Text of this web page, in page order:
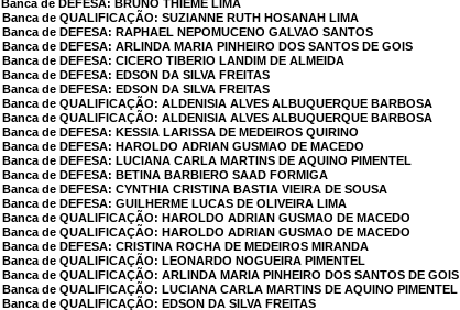
Banca de DEFESA: BRUNO THIEME LIMA
Banca de QUALIFICAÇÃO: SUZIANNE RUTH HOSANAH LIMA
Banca de DEFESA: RAPHAEL NEPOMUCENO GALVAO SANTOS
Banca de DEFESA: ARLINDA MARIA PINHEIRO DOS SANTOS DE GOIS
Banca de DEFESA: CICERO TIBERIO LANDIM DE ALMEIDA
Banca de DEFESA: EDSON DA SILVA FREITAS
Banca de DEFESA: EDSON DA SILVA FREITAS
Banca de QUALIFICAÇÃO: ALDENISIA ALVES ALBUQUERQUE BARBOSA
Banca de QUALIFICAÇÃO: ALDENISIA ALVES ALBUQUERQUE BARBOSA
Banca de DEFESA: KESSIA LARISSA DE MEDEIROS QUIRINO
Banca de DEFESA: HAROLDO ADRIAN GUSMAO DE MACEDO
Banca de DEFESA: LUCIANA CARLA MARTINS DE AQUINO PIMENTEL
Banca de DEFESA: BETINA BARBIERO SAAD FORMIGA
Banca de DEFESA: CYNTHIA CRISTINA BASTIA VIEIRA DE SOUSA
Banca de DEFESA: GUILHERME LUCAS DE OLIVEIRA LIMA
Banca de QUALIFICAÇÃO: HAROLDO ADRIAN GUSMAO DE MACEDO
Banca de QUALIFICAÇÃO: HAROLDO ADRIAN GUSMAO DE MACEDO
Banca de DEFESA: CRISTINA ROCHA DE MEDEIROS MIRANDA
Banca de QUALIFICAÇÃO: LEONARDO NOGUEIRA PIMENTEL
Banca de QUALIFICAÇÃO: ARLINDA MARIA PINHEIRO DOS SANTOS DE GOIS
Banca de QUALIFICAÇÃO: LUCIANA CARLA MARTINS DE AQUINO PIMENTEL
Banca de QUALIFICAÇÃO: EDSON DA SILVA FREITAS